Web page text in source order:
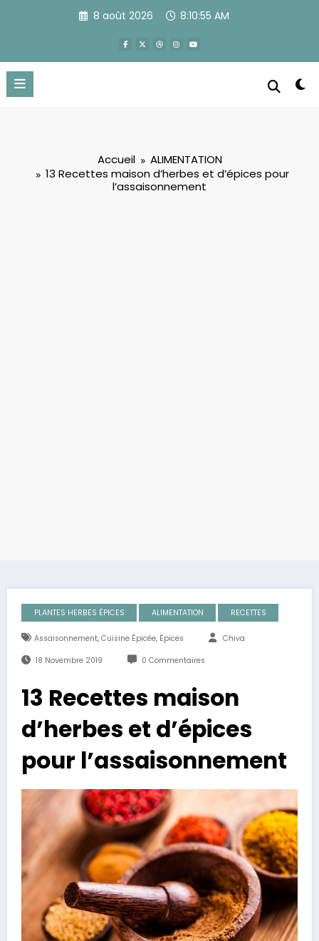
8 août 2026 8:10:56 AM
Accueil
ALIMENTATION
13 Recettes maison d’herbes et d’épices pour
l’assaisonnement
PLANTES HERBES ÉPICES ALIMENTATION RECETTES
Assaisonnement, Cuisine Épicée, Épices Chiva
18 Novembre 2019 0 Commentaires
13 Recettes maison
d’herbes et d’épices
pour l’assaisonnement